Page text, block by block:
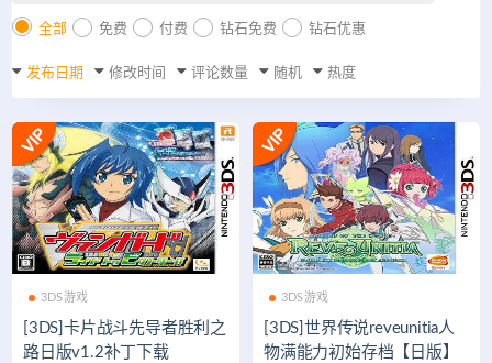
全部 免费 付费 钻石免费 钻石优惠
发布日期 修改时间 评论数量 随机 热度
3DS游戏
[3DS]卡片战斗先导者胜利之
路日版v1.2补丁下载
3DS游戏
[3DS]世界传说reveunitia人
物满能力初始存档【日版】